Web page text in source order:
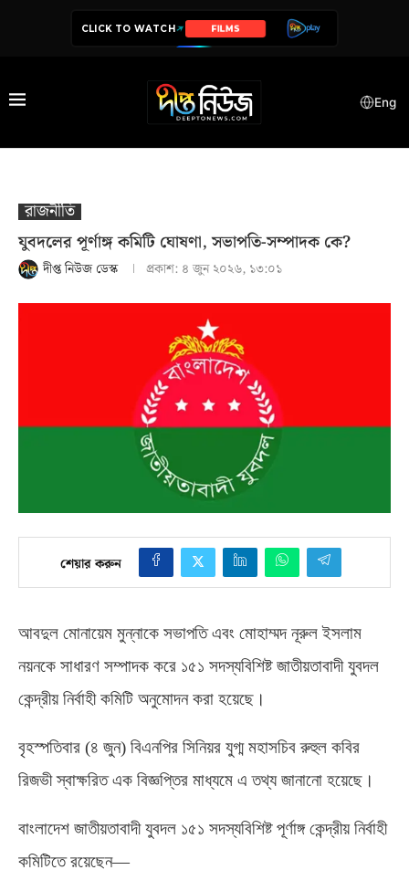
CLICK TO WATCH SERIES
Eng
রাজনীতি
যুবদলের পূর্ণাঙ্গ কমিটি ঘোষণা, সভাপতি-সম্পাদক কে?
দীপ্ত নিউজ ডেস্ক প্রকাশ: ৪ জুন ২০২৬, ১৩:০১
শেয়ার করুন
আবদুল মোনায়েম মুন্নাকে সভাপতি এবং মোহাম্মদ নূরুল ইসলাম
নয়নকে সাধারণ সম্পাদক করে ১৫১ সদস্যবিশিষ্ট জাতীয়তাবাদী যুবদল
কেন্দ্রীয় নির্বাহী কমিটি অনুমোদন করা হয়েছে।
বৃহস্পতিবার (৪ জুন) বিএনপির সিনিয়র যুগ্ম মহাসচিব রুহুল কবির
রিজভী স্বাক্ষরিত এক বিজ্ঞপ্তির মাধ্যমে এ তথ্য জানানো হয়েছে।
বাংলাদেশ জাতীয়তাবাদী যুবদল ১৫১ সদস্যবিশিষ্ট পূর্ণাঙ্গ কেন্দ্রীয় নির্বাহী
কমিটিতে রয়েছেন—